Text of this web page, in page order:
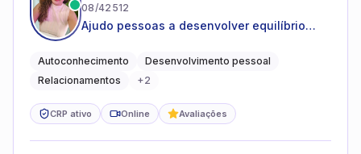
08/42512
Ajudo pessoas a desenvolver equilíbrio
Autoconhecimento
Desenvolvimento pessoal
Relacionamentos
+2
CRP ativo Online Avaliações